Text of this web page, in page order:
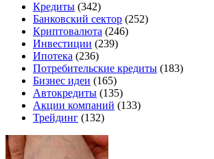
Кредиты (342)
Банковский сектор (252)
Криптовалюта (246)
Инвестиции (239)
Ипотека (236)
Потребительские кредиты (183)
Бизнес идеи (165)
Автокредиты (135)
Акции компаний (133)
Трейдинг (132)